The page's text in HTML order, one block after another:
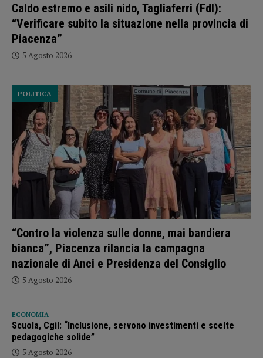
Caldo estremo e asili nido, Tagliaferri (FdI):
“Verificare subito la situazione nella provincia di
Piacenza”
5 Agosto 2026
“Contro la violenza sulle donne, mai bandiera
bianca”, Piacenza rilancia la campagna
nazionale di Anci e Presidenza del Consiglio
POLITICA
5 Agosto 2026
ECONOMIA
Scuola, Cgil: “Inclusione, servono investimenti e scelte
pedagogiche solide”
5 Agosto 2026